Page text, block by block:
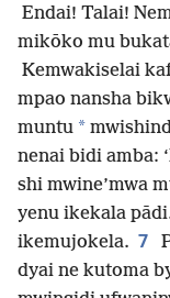
Endai! Talai!
mikōko mu
Kemwakiselai
mpao nansha
muntu *
nenai bidi amba:
shi mwine’mwa
yenu ikekala
ikemujokela. 7
dyai ne kutoma